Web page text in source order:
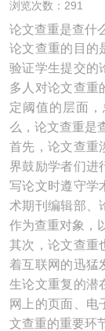
浏览次数：291
论文查重是查什
论文查重的目的
验证学生提交的
多人对论文查重
定阈值的层面
么，论文查重是
首先，论文查重
界鼓励学者们进
写论文时遵守学
术期刊编辑部、
作为查重对象，
其次，论文查重
着互联网的迅猛
生论文重复的潜
网上的页面、电
文查重的重要环